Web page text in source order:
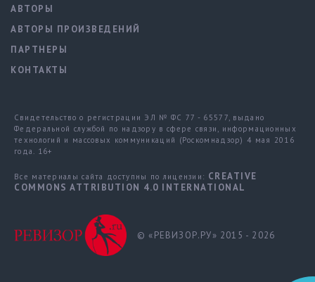
АВТОРЫ
АВТОРЫ ПРОИЗВЕДЕНИЙ
ПАРТНЕРЫ
КОНТАКТЫ
Свидетельство о регистрации ЭЛ № ФС 77 - 65577, выдано
Федеральной службой по надзору в сфере связи, информационных
технологий и массовых коммуникаций (Роскомнадзор) 4 мая 2016
года. 16+
Все материалы сайта доступны по лицензии: CREATIVE
COMMONS ATTRIBUTION 4.0 INTERNATIONAL
© «РЕВИЗОР.РУ» 2015 - 2026